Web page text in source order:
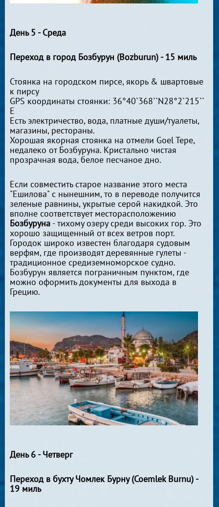
День 5 - Среда
Переход в город Бозбурун (Bozburun) - 15 миль
Стоянка на городском пирсе, якорь & швартовые
к пирсу
GPS координаты стоянки: 36°40`368``N28°2`215``
E
Есть электричество, вода, платные души/туалеты,
магазины, рестораны.
Хорошая якорная стоянка на отмели Goel Tepe,
недалеко от Бозбуруна. Кристально чистая
прозрачная вода, белое песчаное дно.
Если совместить старое название этого места
"Ешилова" с нынешним, то в переводе получится
зеленые равнины, укрытые серой накидкой. Это
вполне соответствует месторасположению
Бозбуруна - тихому озеру среди высоких гор. Это
хорошо защищенный от всех ветров порт.
Городок широко известен благодаря судовым
верфям, где производят деревянные гулеты -
традиционное средиземноморское судно.
Бозбурун является пограничным пунктом, где
можно оформить документы для выхода в
Грецию.
День 6 - Четверг
Переход в бухту Чомлек Бурну (Coemlek Burnu) -
19 миль